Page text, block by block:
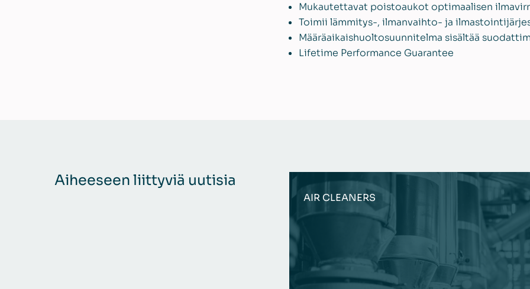
Mukautettavat poistoaukot optimaalisen
Toimii lämmitys-, ilmanvaihto- ja
Määräaikaishuoltosuunnitelma sisältää
Lifetime Performance Guarantee
Aiheeseen liittyviä uutisia
AIR CLEANERS